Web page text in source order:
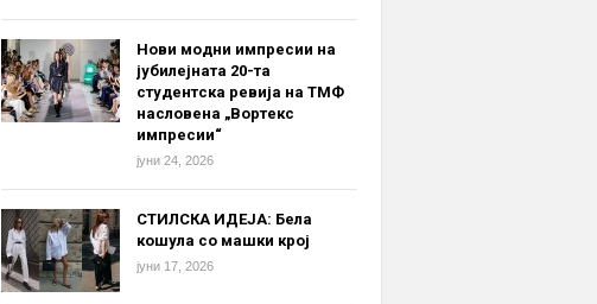
Нови модни импресии на
јубилејната 20-та
студентска ревија на ТМФ
насловена „Вортекс
импресии“
јуни 24, 2026
СТИЛСКА ИДЕЈА: Бела
кошула со машки крој
јуни 17, 2026